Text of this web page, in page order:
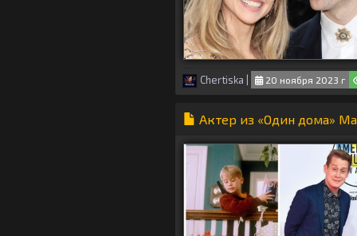
Chertiska 20 ноября 2023 г
Актер из «Один дома»